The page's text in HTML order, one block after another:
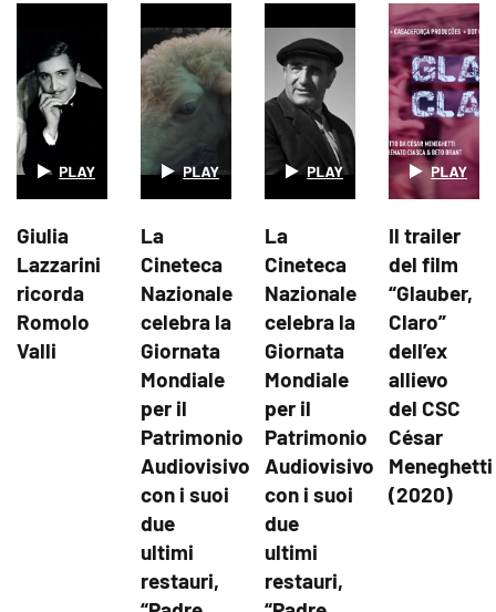
Giulia
Lazzarini
ricorda
Romolo
Valli
La
Cineteca
Nazionale
celebra la
Giornata
Mondiale
per il
Patrimonio
Audiovisivo
con i suoi
due
ultimi
restauri,
La
Cineteca
Nazionale
celebra la
Giornata
Mondiale
per il
Patrimonio
Audiovisivo
con i suoi
due
ultimi
restauri,
Il trailer
del film
“Glauber,
Claro”
dell’ex
allievo
del CSC
César
Meneghetti
(2020)